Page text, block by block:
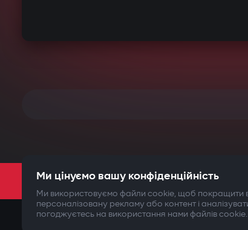
©2009-2026Gazer Limited (UK) All rights reserved
Ми цінуємо вашу конфіденційність
Ми використовуємо файли cookie, щоб покращити
персоналізовану рекламу або контент і
погоджуєтесь на використання нами файлів cookie.